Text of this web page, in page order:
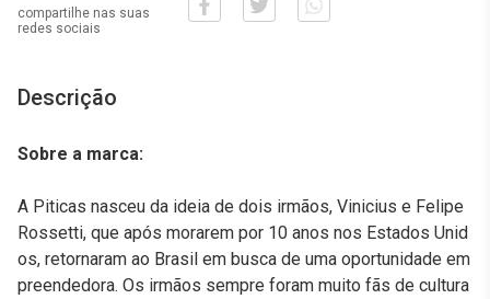
compartilhe nas suas
redes sociais
Descrição
Sobre a marca:
A Piticas nasceu da ideia de dois irmãos, Vinicius e Felipe
Rossetti, que após morarem por 10 anos nos Estados Unid
os, retornaram ao Brasil em busca de uma oportunidade em
preendedora. Os irmãos sempre foram muito fãs de cultura